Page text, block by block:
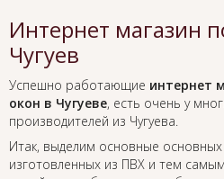
Интернет магазин
Чугуев
Успешно работающие интернет
окон в Чугуеве, есть очень у
производителей из Чугуева.
Итак, выделим основные
изготовленных из ПВХ и тем